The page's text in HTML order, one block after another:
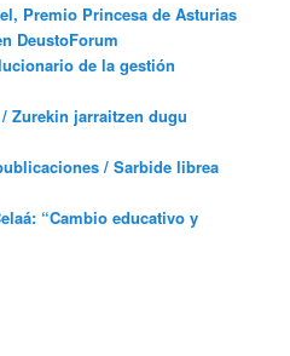
Premio Princesa de Asturias
DeustoForum
de la gestión
Zurekin jarraitzen dugu
/ Sarbide librea
“Cambio educativo y